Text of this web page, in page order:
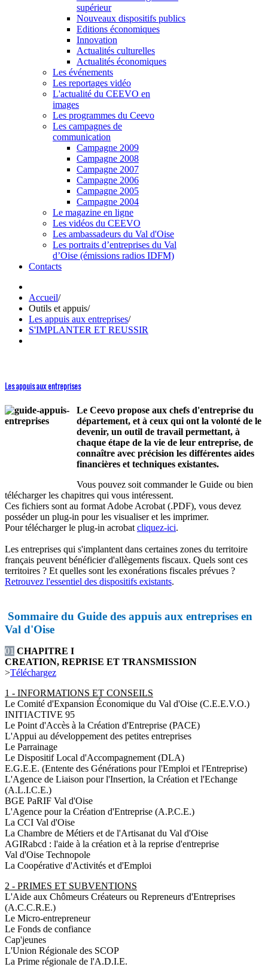
supérieur
Nouveaux dispositifs publics
Editions économiques
Innovation
Actualités culturelles
Actualités économiques
Les événements
Les reportages vidéo
L'actualité du CEEVO en
images
Les programmes du Ceevo
Les campagnes de
communication
Campagne 2009
Campagne 2008
Campagne 2007
Campagne 2006
Campagne 2005
Campagne 2004
Le magazine en ligne
Les vidéos du CEEVO
Les ambassadeurs du Val d'Oise
Les portraits d’entreprises du Val
d’Oise (émissions radios IDFM)
Contacts
Accueil/
Outils et appuis/
Les appuis aux entreprises/
S'IMPLANTER ET REUSSIR
Les appuis aux entreprises
Le Ceevo propose aux chefs d'entreprise du
département, et à ceux qui ont la volonté de le
devenir, un outil de travail permettant, à
chaque étape de la vie de leur entreprise, de
connaître avec précision les différentes aides
financières et techniques existantes.
Vous pouvez soit commander le Guide ou bien
télécharger les chapitres qui vous intéressent.
Ces fichiers sont au format Adobe Acrobat (.PDF), vous devez
posséder un plug-in pour les visualiser et les imprimer.
Pour télécharger le plug-in acrobat cliquez-ici.
Les entreprises qui s'implantent dans certaines zones du territoire
français peuvent bénéficier d'allègements fiscaux. Quels sont ces
territoires ? Et quelles sont les exonérations fiscales prévues ?
Retrouvez l'essentiel des dispositifs existants.
Sommaire du Guide des appuis aux entreprises en
Val d'Oise
01 CHAPITRE I
CREATION, REPRISE ET TRANSMISSION
>Téléchargez
1 - INFORMATIONS ET CONSEILS
Le Comité d'Expansion Économique du Val d'Oise (C.E.E.V.O.)
INITIACTIVE 95
Le Point d'Accès à la Création d'Entreprise (PACE)
L'Appui au développement des petites entreprises
Le Parrainage
Le Dispositif Local d'Accompagnement (DLA)
E.G.E.E. (Entente des Générations pour l'Emploi et l'Entreprise)
L'Agence de Liaison pour l'Insertion, la Création et l'Echange
(A.L.I.C.E.)
BGE PaRIF Val d'Oise
L'Agence pour la Création d'Entreprise (A.P.C.E.)
La CCI Val d'Oise
La Chambre de Métiers et de l'Artisanat du Val d'Oise
AGIRabcd : l'aide à la création et à la reprise d'entreprise
Val d'Oise Technopole
La Coopérative d'Activités et d'Emploi
2 - PRIMES ET SUBVENTIONS
L'Aide aux Chômeurs Créateurs ou Repreneurs d'Entreprises
(A.C.C.R.E.)
Le Micro-entrepreneur
Le Fonds de confiance
Cap'jeunes
L'Union Régionale des SCOP
La Prime régionale de l'A.D.I.E.